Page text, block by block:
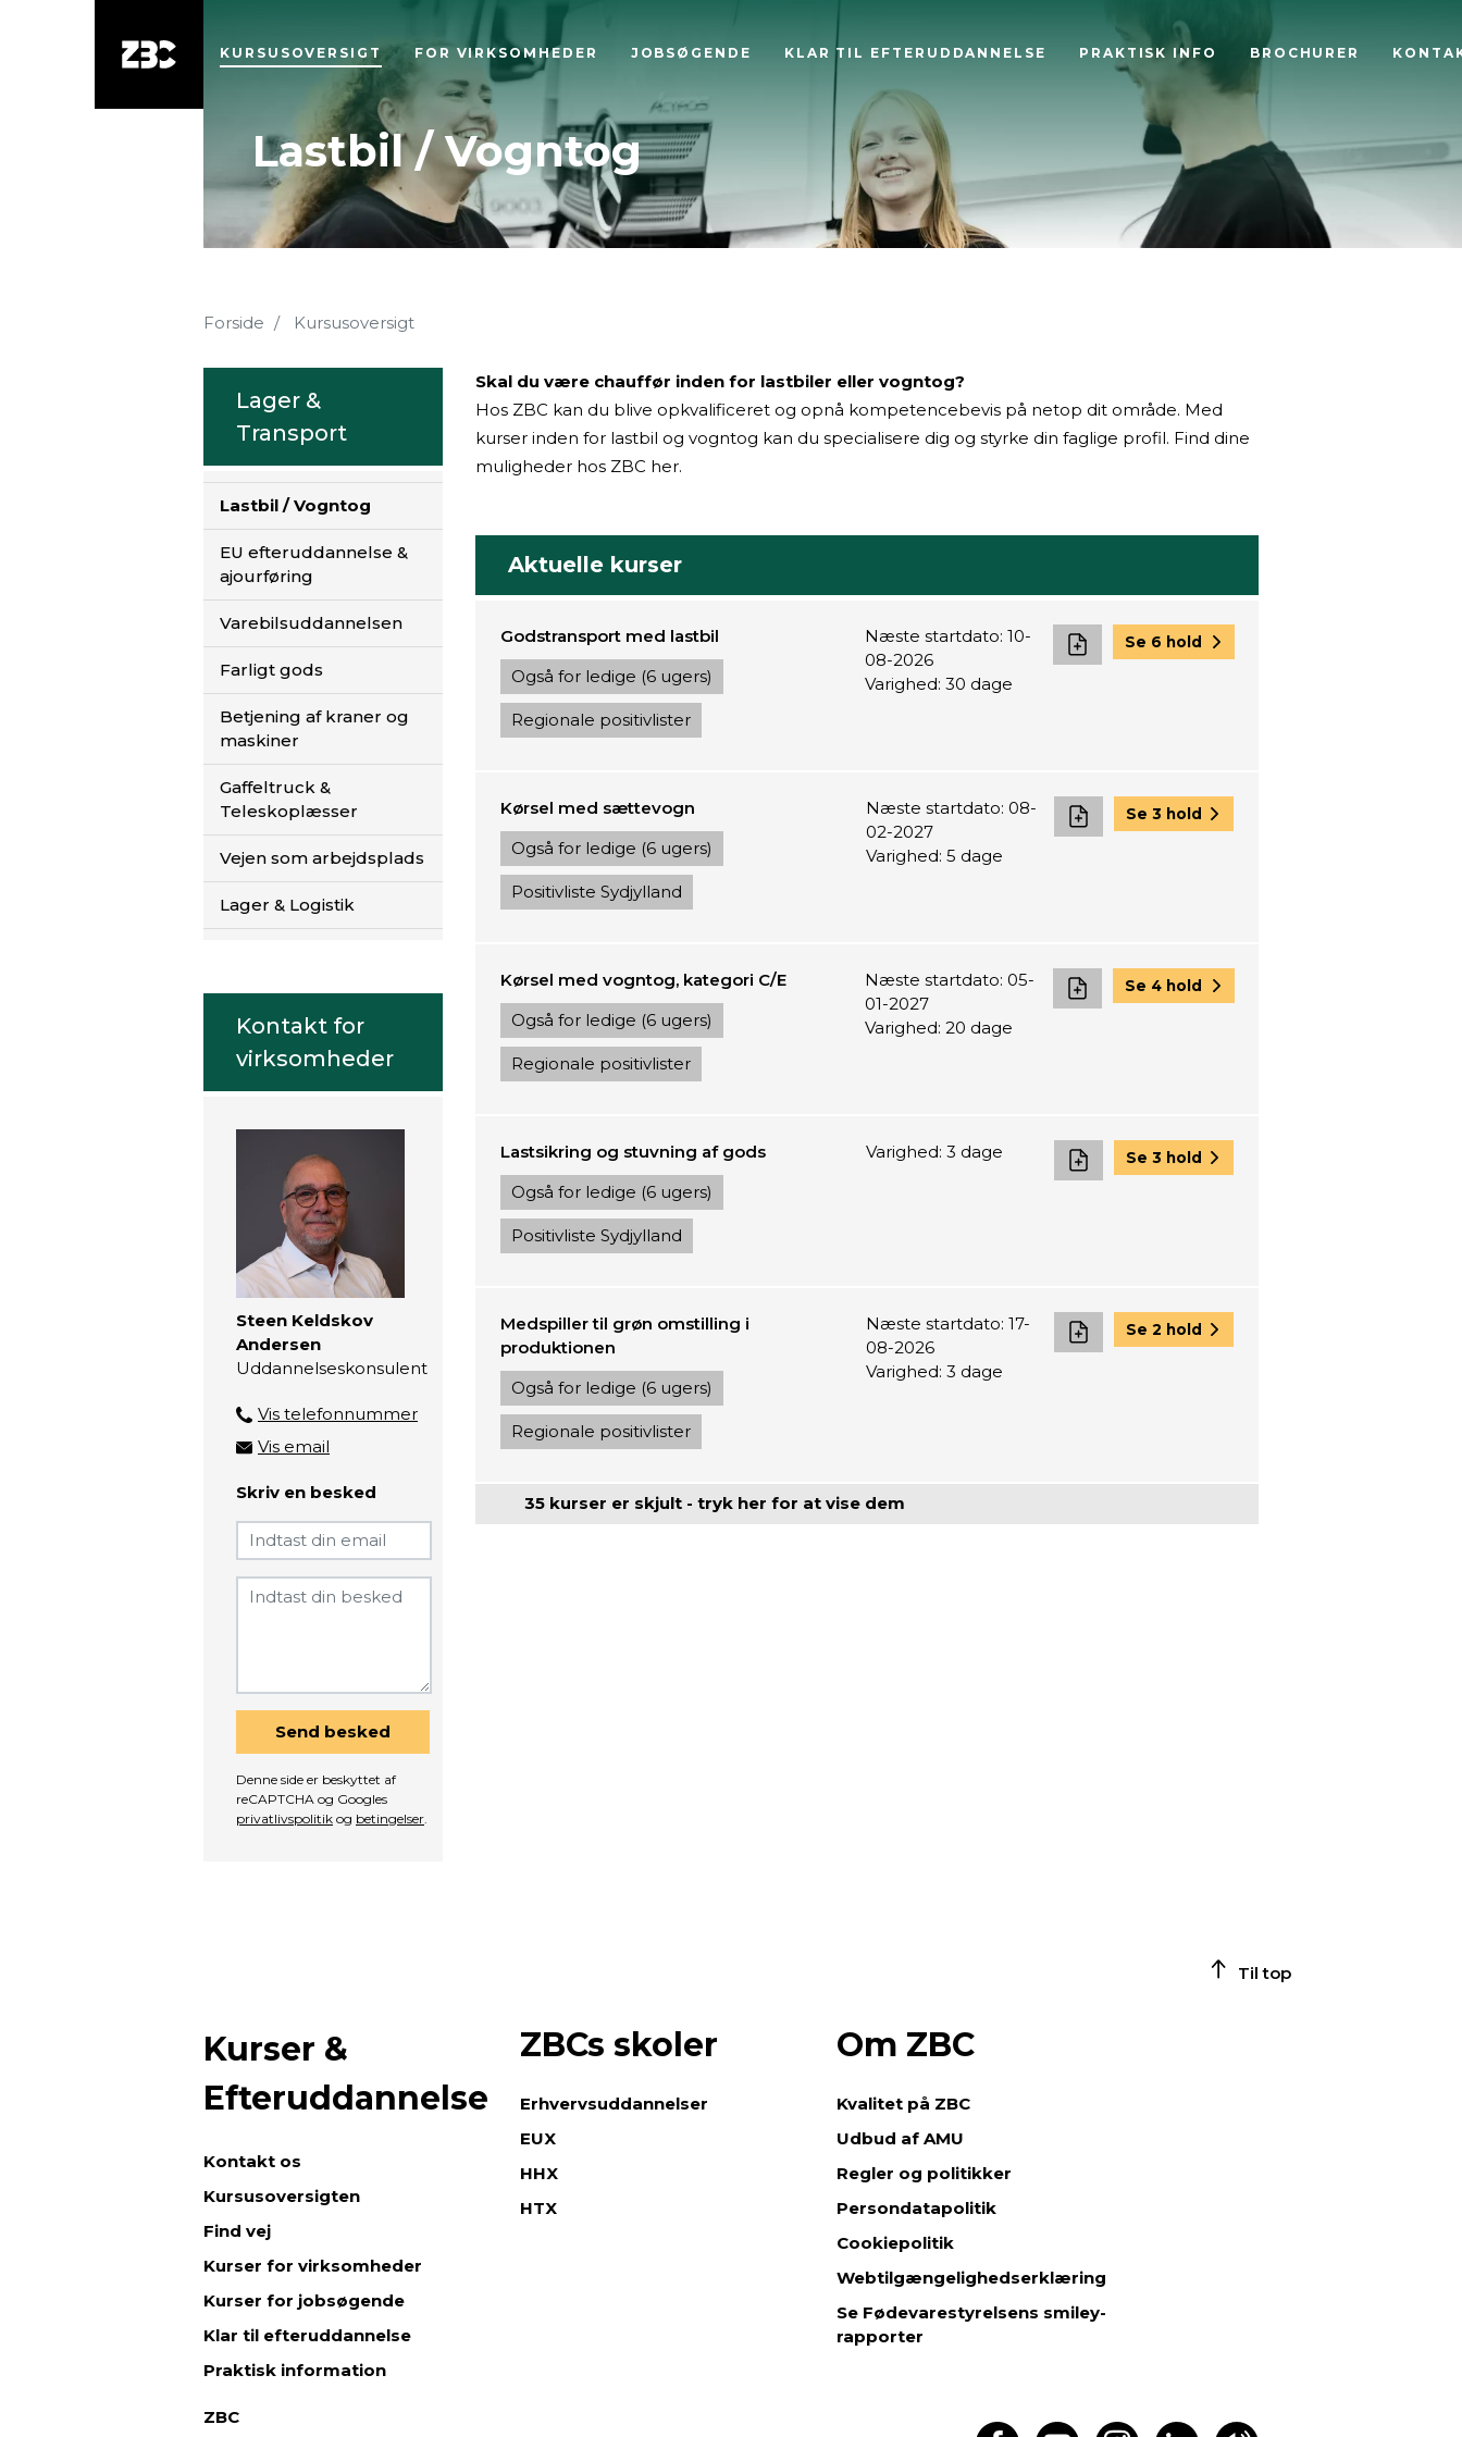
KURSUSOVERSIGT FOR VIRKSOMHEDER JOBSØGENDE KLAR TIL EFTERUDDANNELSE PRAKTISK INFO BROCHURER
Lastbil / Vogntog
Forside Kursusoversigt
Lager &
Transport
Lastbil / Vogntog
EU efteruddannelse &
ajourføring
Varebilsuddannelsen
Farligt gods
Betjening af kraner og
maskiner
Gaffeltruck &
Teleskoplæsser
Vejen som arbejdsplads
Lager & Logistik
Kontakt for
virksomheder
Steen Keldskov
Andersen
Uddannelseskonsulent
Vis telefonnummer
2888 5105
Vis email
stka@zbc.dk
Skriv en besked
Send besked
Denne side er beskyttet af
reCAPTCHA og Googles
privatlivspolitik og betingelser
Skal du være chauffør inden for lastbiler eller vogntog?
Hos ZBC kan du blive opkvalificeret og opnå kompetencebevis på netop dit område. Med
kurser inden for lastbil og vogntog kan du specialisere dig og styrke din faglige profil. Find dine
muligheder hos ZBC her.
Aktuelle kurser
Godstransport med lastbil
Også for ledige (6 ugers)
Regionale positivlister
Se 6 hold
Næste startdato: 10-
08-2026
Varighed: 30 dage
Kørsel med sættevogn
Også for ledige (6 ugers)
Positivliste Sydjylland
Se 3 hold
Næste startdato: 08-
02-2027
Varighed: 5 dage
Kørsel med vogntog, kategori C/E
Også for ledige (6 ugers)
Regionale positivlister
Se 4 hold
Næste startdato: 05-
01-2027
Varighed: 20 dage
Lastsikring og stuvning af gods
Også for ledige (6 ugers)
Positivliste Sydjylland
Se 3 hold
Varighed: 3 dage
Medspiller til grøn omstilling i
produktionen
Også for ledige (6 ugers)
Regionale positivlister
Se 2 hold
Næste startdato: 17-
08-2026
Varighed: 3 dage
35 kurser er skjult - tryk her for at vise dem
Til top
Kurser &
Efteruddannelse
Kontakt os
Kursusoversigten
Find vej
Kurser for virksomheder
Kurser for jobsøgende
Klar til efteruddannelse
Praktisk information
ZBCs skoler
Erhvervsuddannelser
EUX
HHX
HTX
Om ZBC
Kvalitet på ZBC
Udbud af AMU
Regler og politikker
Persondatapolitik
Cookiepolitik
Webtilgængelighedserklæring
Se Fødevarestyrelsens smiley-
rapporter
ZBC